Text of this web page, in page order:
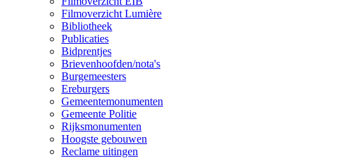
Filmoverzicht Lumière
Bibliotheek
Publicaties
Bidprentjes
Brievenhoofden/nota's
Burgemeesters
Ereburgers
Gemeentemonumenten
Gemeente Politie
Rijksmonumenten
Hoogste gebouwen
Reclame uitingen